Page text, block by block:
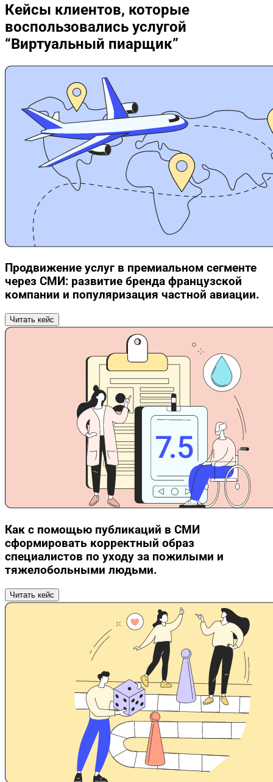
Кейсы клиентов, которые
воспользовались услугой
“Виртуальный пиарщик”
Продвижение услуг в премиальном сегменте
через СМИ: развитие бренда французской
компании и популяризация частной авиации.
Читать кейс
Как с помощью публикаций в СМИ
сформировать корректный образ
специалистов по уходу за пожилыми и
тяжелобольными людьми.
Читать кейс